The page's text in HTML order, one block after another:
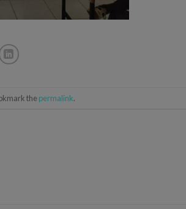
the permalink.